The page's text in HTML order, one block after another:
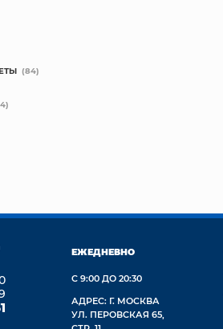
(84)
ЕЖЕДНЕВНО
С 9:00 ДО 20:30
АДРЕС: Г. МОСКВА
УЛ. ПЕРОВСКАЯ 65,